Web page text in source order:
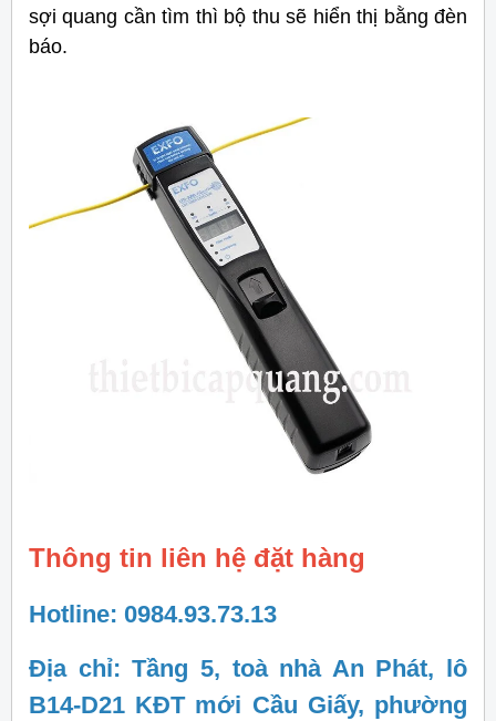
sợi quang cần tìm thì bộ thu sẽ hiển thị bằng đèn
báo.
Thông tin liên hệ đặt hàng
Hotline: 0984.93.73.13
Địa chỉ: Tầng 5, toà nhà An Phát, lô
B14-D21 KĐT mới Cầu Giấy, phường